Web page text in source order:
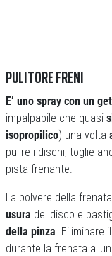
PULITORE FRENI
E’ uno spray con un
impalpabile che quasi
isopropilico) una volta
pulire i dischi, toglie
pista frenante.
La polvere della
usura del disco e
della pinza .
durante la frenata